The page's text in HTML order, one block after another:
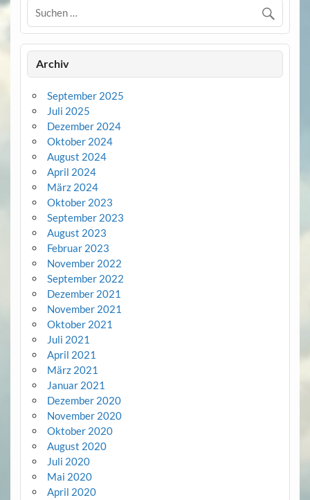
Archiv
September 2025
Juli 2025
Dezember 2024
Oktober 2024
August 2024
April 2024
März 2024
Oktober 2023
September 2023
August 2023
Februar 2023
November 2022
September 2022
Dezember 2021
November 2021
Oktober 2021
Juli 2021
April 2021
März 2021
Januar 2021
Dezember 2020
November 2020
Oktober 2020
August 2020
Juli 2020
Mai 2020
April 2020